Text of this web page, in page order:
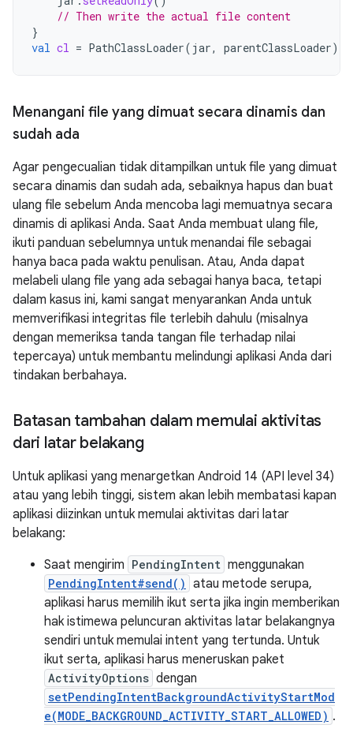
// Then write the actual file content
}
val cl = PathClassLoader( jar, parentClassLoader)
Menangani file yang dimuat secara dinamis dan
sudah ada
Agar pengecualian tidak ditampilkan untuk file yang dimuat
secara dinamis dan sudah ada, sebaiknya hapus dan buat
ulang file sebelum Anda mencoba lagi memuatnya secara
dinamis di aplikasi Anda. Saat Anda membuat ulang file,
ikuti panduan sebelumnya untuk menandai file sebagai
hanya baca pada waktu penulisan. Atau, Anda dapat
melabeli ulang file yang ada sebagai hanya baca, tetapi
dalam kasus ini, kami sangat menyarankan Anda untuk
memverifikasi integritas file terlebih dahulu (misalnya
dengan memeriksa tanda tangan file terhadap nilai
tepercaya) untuk membantu melindungi aplikasi Anda dari
tindakan berbahaya.
Batasan tambahan dalam memulai aktivitas
dari latar belakang
Untuk aplikasi yang menargetkan Android 14 (API level 34)
atau yang lebih tinggi, sistem akan lebih membatasi kapan
aplikasi diizinkan untuk memulai aktivitas dari latar
belakang:
Saat mengirim PendingIntent menggunakan
PendingIntent#send() atau metode serupa,
aplikasi harus memilih ikut serta jika ingin memberikan
hak istimewa peluncuran aktivitas latar belakangnya
sendiri untuk memulai intent yang tertunda. Untuk
ikut serta, aplikasi harus meneruskan paket
ActivityOptions dengan
setPendingIntentBackgroundActivityStartMod
e(MODE_BACKGROUND_ACTIVITY_START_ALLOWED) .